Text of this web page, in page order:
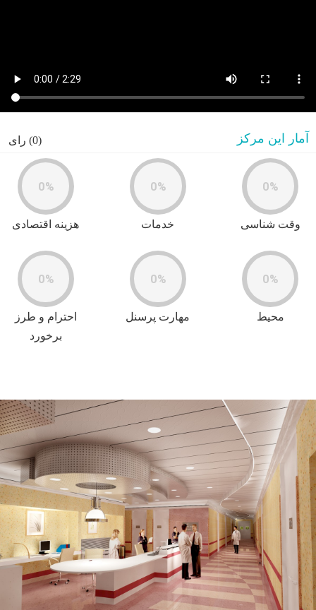
آمار این مرکز (0) رای
0%
محیط
0%
مهارت پرسنل
0%
احترام و طرز
برخورد
0%
وقت شناسی
0%
خدمات
0%
هزینه اقتصادی